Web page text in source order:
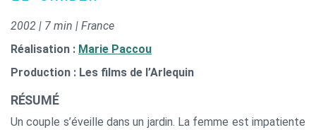
2002 | 7 min | France
Réalisation : Marie Paccou
Production : Les films de l’Arlequin
RÉSUMÉ
Un couple s’éveille dans un jardin. La femme est impatiente